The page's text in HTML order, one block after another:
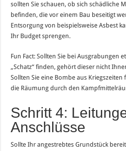
sollten Sie schauen, ob sich schädliche
befinden, die vor einem Bau beseitigt
Entsorgung von beispielsweise Asbest
Ihr Budget sprengen.
Fun Fact: Sollten Sie bei Ausgrabungen
„Schatz“ finden, gehört dieser nicht
Sollten Sie eine Bombe aus
die Räumung durch den
Schritt 4:
Anschlüsse
Sollte Ihr angestrebtes Grundstück